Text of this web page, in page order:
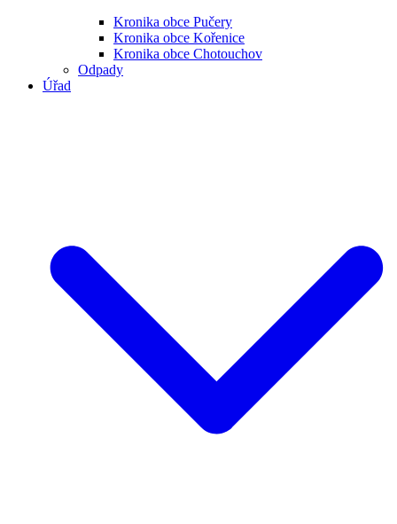
Kronika obce Pučery
Kronika obce Kořenice
Kronika obce Chotouchov
Odpady
Úřad